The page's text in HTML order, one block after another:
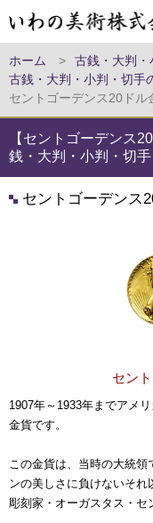
ホーム > 古銭・大判
古銭・大判・小判・切
セントゴーデンス20ドル
【セントゴーデンス
銭・大判・小判・切手
セントゴーデンス
セン
1907年～1933年までアメ
金貨です。
この金貨は、当時の大統領
ンの美しさに負けないそれ
彫刻家・オーガスタス・セ